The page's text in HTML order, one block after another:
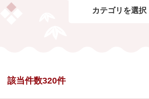
カテゴリを選択
該当件数320件